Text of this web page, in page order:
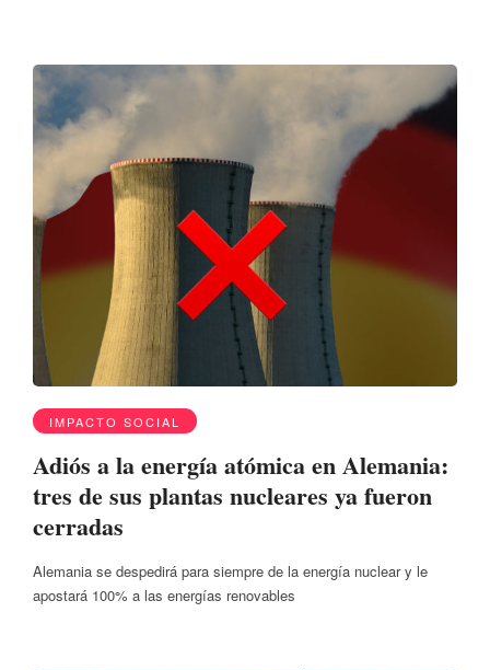
IMPACTO SOCIAL
Adiós a la energía atómica en Alemania:
tres de sus plantas nucleares ya fueron
cerradas
Alemania se despedirá para siempre de la energía nuclear y le
apostará 100% a las energías renovables